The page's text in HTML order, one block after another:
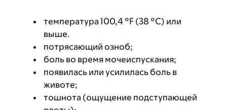
температура 100,4 °F (38 °C) или
выше.
потрясающий озноб;
боль во время мочеиспускания;
появилась или усилилась боль в
животе;
тошнота (ощущение подступающей